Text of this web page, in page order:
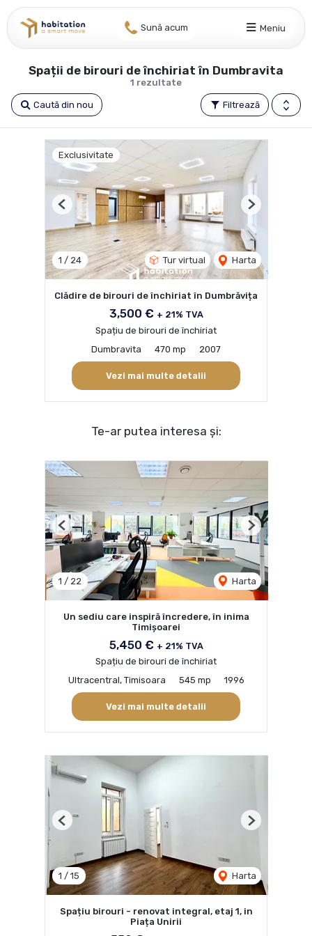
Sună acum Meniu
1 rezultate
Spații de birouri de închiriat în Dumbravita
Filtrează
Caută din nou
Exclusivitate
1 / 24 Tur virtual Harta
Previous Next
Clădire de birouri de închiriat în Dumbrăvița
3,500 € + 21% TVA
Spațiu de birouri de închiriat
Dumbravita
470 mp 2007
Vezi mai multe detalii
Te-ar putea interesa și:
1 / 22 Harta
Previous Next
Un sediu care inspiră încredere, în inima
Timișoarei
5,450 € + 21% TVA
Spațiu de birouri de închiriat
Ultracentral, Timisoara
545 mp 1996
Vezi mai multe detalii
1 / 15 Harta
Previous Next
Spațiu birouri - renovat integral, etaj 1, in
Piața Unirii